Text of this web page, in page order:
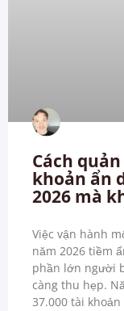
Cách
khoản ẩn
2026 mà
Việc vận hành
năm 2026 tiềm
phần lớn người
càng thu hẹp.
37.000 tài